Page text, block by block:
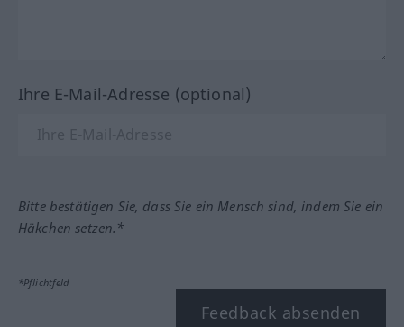
Ihre E-Mail-Adresse (optional)
Bitte bestätigen Sie, dass Sie ein Mensch sind, indem Sie ein
Häkchen setzen.*
*Pflichtfeld
Feedback absenden